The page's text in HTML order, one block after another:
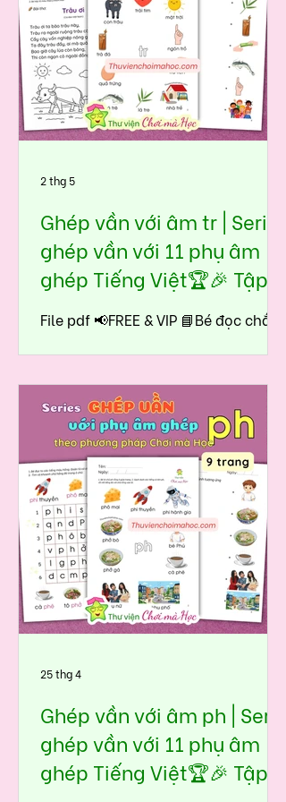
Ghép vần với âm tr | Seri
ghép vần với 11 phụ âm
ghép Tiếng Việt🏆🎉 Tập
đọc tiền tiểu học - lớp 1
File pdf 📢FREE & VIP 📘Bé đọc chắc
dàng và nhanh chóng tiếng có âm
tr trong thơ truyện thực tế 🤩 Trong
giai đoạn tập đọc, nhiều bé rất dễ
nhầm giữa tr và ch. Phát âm 2 âm
này khá giống nhau (nhất là các bé
nói tiếng miền Nam), nên nếu
không luyện đúng cách ngay từ
đầu, bé sẽ đọc sai kéo dài. Bộ học
liệu Ghép vần với âm tr trong seri 11
phụ âm ghép tiếng việt được thiết
kế theo hướng đưa âm vào tình
huống quen thuộc, giúp bé:👉 nhìn
hình – nhậ
2 thg 5
Ghép vần với âm ph | Seri
ghép vần với 11 phụ âm
ghép Tiếng Việt🏆🎉 Tập
25 thg 4